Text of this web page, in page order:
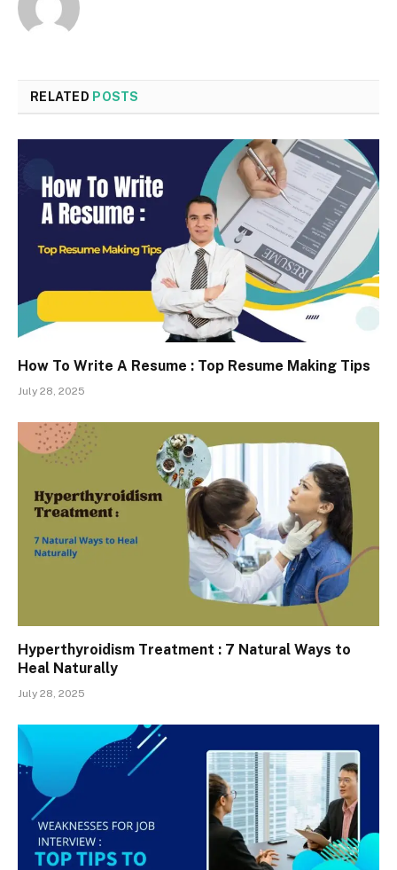
RELATED POSTS
How To Write A Resume : Top Resume Making Tips
July 28, 2025
Hyperthyroidism Treatment : 7 Natural Ways to
Heal Naturally
July 28, 2025